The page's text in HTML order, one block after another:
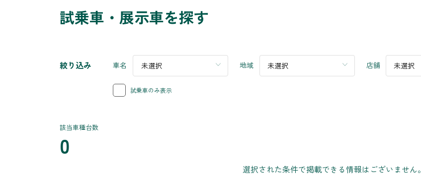
試乗車・展示車を探す
絞り込み 車名 未選択 地域 未選択 店舗 未選択
試乗車のみ表示
該当車種台数
0
選択された条件で掲載できる情報はございません。